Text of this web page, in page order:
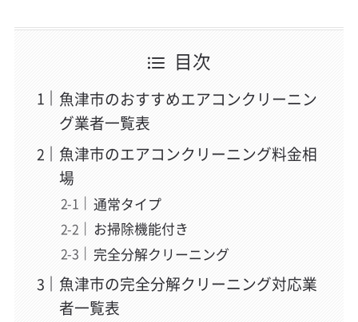
目次
魚津市のおすすめエアコンクリーニン
グ業者一覧表
魚津市のエアコンクリーニング料金相
場
通常タイプ
お掃除機能付き
完全分解クリーニング
魚津市の完全分解クリーニング対応業
者一覧表